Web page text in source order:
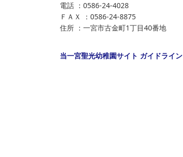
電話 ：0586-24-4028
ＦＡＸ ：0586-24-8875
住所 ：一宮市古金町1丁目40番地
当一宮聖光幼稚園サイト ガイドライン